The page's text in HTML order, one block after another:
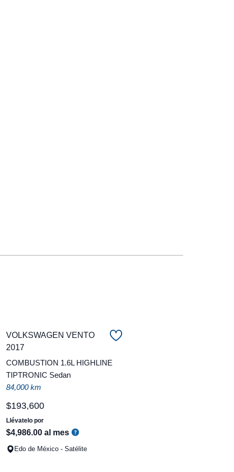
VOLKSWAGEN VENTO
2017
COMBUSTION 1.6L HIGHLINE
TIPTRONIC Sedan
84,000 km
$193,600
Llévatelo por
$4,986.00 al mes
Edo de México - Satélite